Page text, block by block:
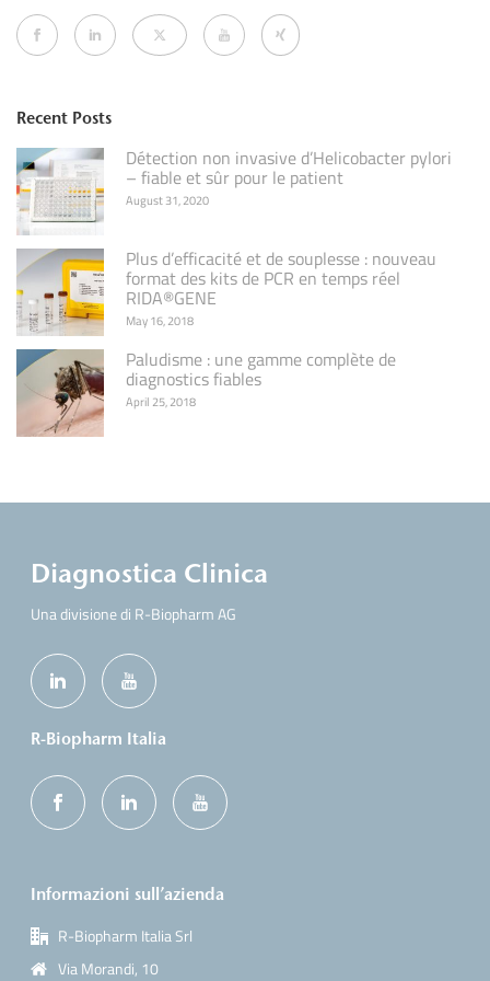
Recent Posts
Détection non invasive d’Helicobacter pylori
– fiable et sûr pour le patient
August 31, 2020
Plus d’efficacité et de souplesse : nouveau
format des kits de PCR en temps réel
RIDA®GENE
May 16, 2018
Paludisme : une gamme complète de
diagnostics fiables
April 25, 2018
Diagnostica Clinica
Una divisione di R-Biopharm AG
R-Biopharm Italia
Informazioni sull’azienda
R-Biopharm Italia Srl
Via Morandi, 10